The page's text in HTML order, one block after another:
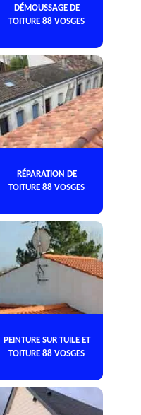
DÉMOUSSAGE DE
TOITURE 88 VOSGES
RÉPARATION DE
TOITURE 88 VOSGES
PEINTURE SUR TUILE ET
TOITURE 88 VOSGES